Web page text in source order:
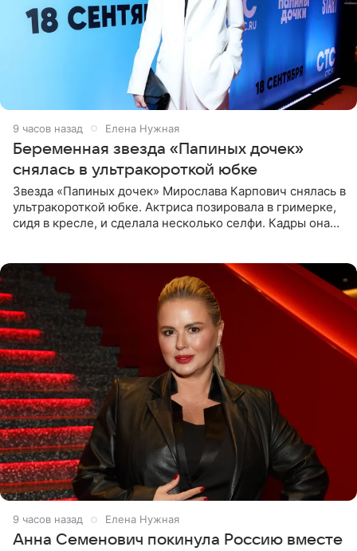
9 часов назад Елена Нужная
Беременная звезда «Папиных дочек»
снялась в ультракороткой юбке
Звезда «Папиных дочек» Мирослава Карпович снялась в
ультракороткой юбке. Актриса позировала в гримерке,
сидя в кресле, и сделала несколько селфи. Кадры она
9 часов назад Елена Нужная
Анна Семенович покинула Россию вместе